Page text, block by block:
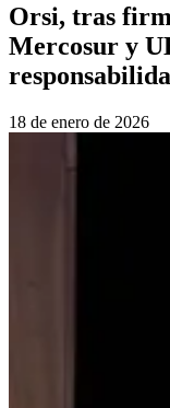
Orsi, tras
Mercosur y
18 de enero de 2026